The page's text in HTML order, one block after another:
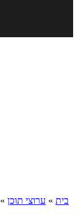
בית » ערוצי תוכן »